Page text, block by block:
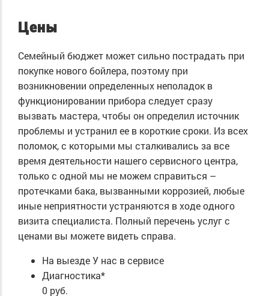
Цены
Семейный бюджет может сильно пострадать при
покупке нового бойлера, поэтому при
возникновении определенных неполадок в
функционировании прибора следует сразу
вызвать мастера, чтобы он определил источник
проблемы и устранил ее в короткие сроки. Из всех
поломок, с которыми мы сталкивались за все
время деятельности нашего сервисного центра,
только с одной мы не можем справиться –
протечками бака, вызванными коррозией, любые
иные неприятности устраняются в ходе одного
визита специалиста. Полный перечень услуг с
ценами вы можете видеть справа.
На выездеУ нас в сервисе
Диагностика*
0 руб.